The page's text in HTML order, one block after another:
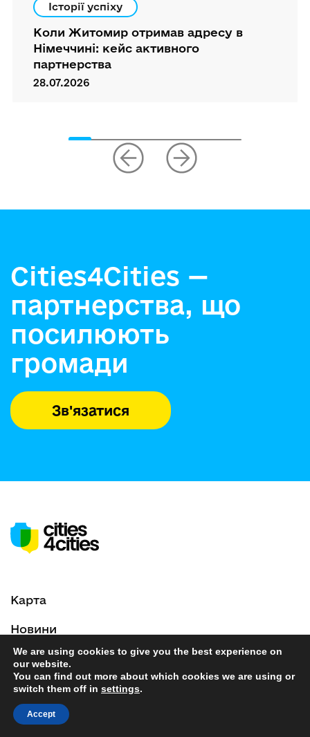
Історії успіху
Коли Житомир отримав адресу в
Німеччині: кейс активного
партнерства
28.07.2026
Cities4Cities —
партнерства, що
посилюють
громади
Зв'язатися
Карта
Новини
Події
Захист даних
Юридичні положення
We are using cookies to give you the best experience on
our website.
You can find out more about which cookies we are using or
switch them off in settings.
Accept